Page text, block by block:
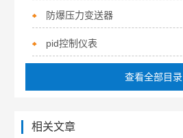
防爆压力变送器
pid控制仪表
查看全部目录
相关文章